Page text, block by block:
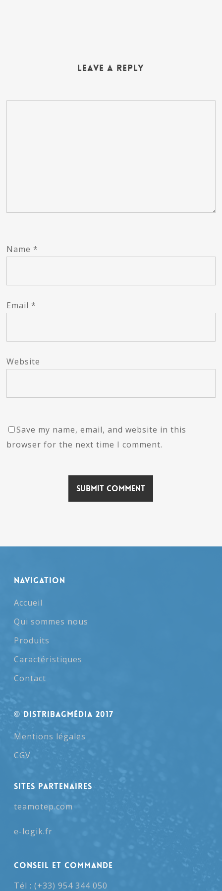
Leave a Reply
Name*
Email*
Website
Save my name, email, and website in this
browser for the next time I comment.
NAVIGATION
Accueil
Qui sommes nous
Produits
Caractéristiques
Contact
© Distribagmédia 2017
Mentions légales
CGV
SITES PARTENAIRES
teamotep.com
e-logik.fr
Conseil et Commande
Tél : (+33) 954 344 050